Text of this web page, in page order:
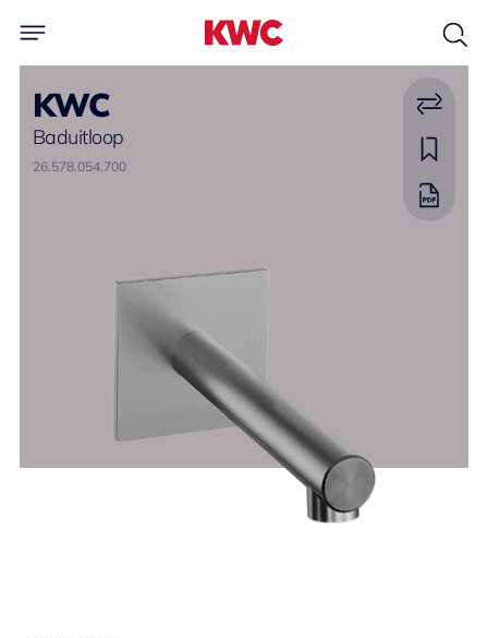
KWC
Baduitloop
26.578.054.700